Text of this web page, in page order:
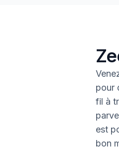
pour
fil à
est
bon